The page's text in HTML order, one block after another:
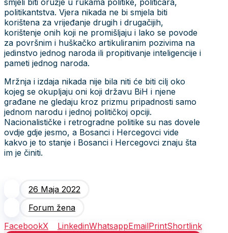
politikantstva. Vjera nikada ne bi smjela biti
korištena za vrijeđanje drugih i drugačijih,
korištenje onih koji ne promišljaju i lako se povode
za površnim i huškačko artikuliranim pozivima na
jedinstvo jednog naroda ili propitivanje inteligencije i
pameti jednog naroda.
Mržnja i izdaja nikada nije bila niti će biti cilj oko
kojeg se okupljaju oni koji državu BiH i njene
građane ne gledaju kroz prizmu pripadnosti samo
jednom narodu i jednoj političkoj opciji.
Nacionalističke i retrogradne politike su nas dovele
ovdje gdje jesmo, a Bosanci i Hercegovci vide
kakvo je to stanje i Bosanci i Hercegovci znaju šta
im je činiti.
26 Maja 2022
Forum žena
FacebookX LinkedinWhatsappEmailPrintShortlink